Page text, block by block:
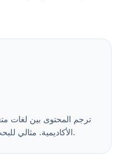
ترجم المحتوى بين لغات
الأكاديمية. مثالي للبحث الدولي والتواصل التجاري العالمي.